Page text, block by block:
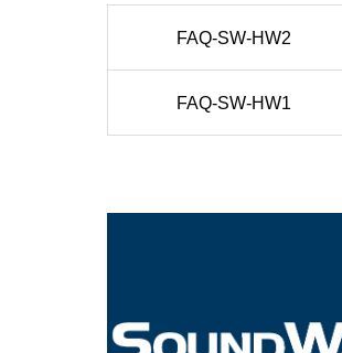
FAQ-SW-HW2
FAQ-SW-HW1